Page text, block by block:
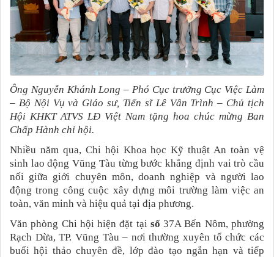
Ông Nguyễn Khánh Long – Phó Cục trưởng Cục Việc Làm
– Bộ Nội Vụ và Giáo sư, Tiến sĩ Lê Vân Trình – Chủ tịch
Hội KHKT ATVS LĐ Việt Nam tặng hoa chúc mừng Ban
Chấp Hành chi hội.
Nhiều năm qua, Chi hội Khoa học Kỹ thuật An toàn vệ
sinh lao động Vũng Tàu từng bước khẳng định vai trò cầu
nối giữa giới chuyên môn, doanh nghiệp và người lao
động trong công cuộc xây dựng môi trường làm việc an
toàn, văn minh và hiệu quả tại địa phương.
Văn phòng Chi hội hiện đặt tại số37A Bến Nôm, phường
Rạch Dừa, TP. Vũng Tàu – nơi thường xuyên tổ chức các
buổi hội thảo chuyên đề, lớp đào tạo ngắn hạn và tiếp